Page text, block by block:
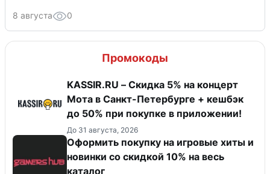
8 августа 0
Промокоды
KASSIR.RU – Скидка 5% на концерт
Мота в Санкт-Петербурге + кешбэк
до 50% при покупке в приложении!
До 31 августа, 2026
Оформить покупку на игровые хиты и
новинки со скидкой 10% на весь
каталог